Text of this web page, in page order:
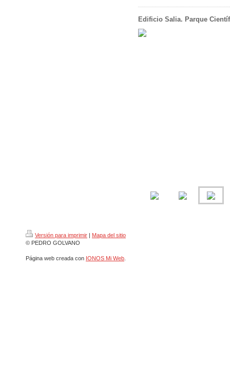
Edificio Salia. Parque
Versión para imprimir | Mapa del sitio
© PEDRO GOLVANO
Página web creada con IONOS Mi Web